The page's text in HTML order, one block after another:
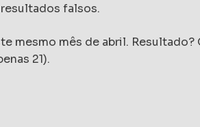
falsos.
mesmo mês de abril. Resultado?
21).